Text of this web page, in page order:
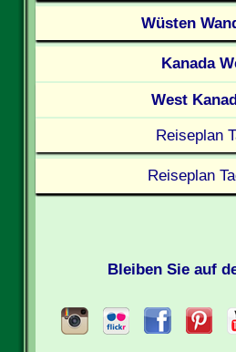
Wüsten
Kanada
West
Reiseplan
Reiseplan
Bleiben Sie auf